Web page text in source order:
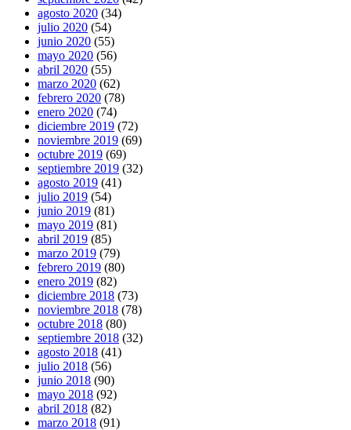
agosto 2020 (34)
julio 2020 (54)
junio 2020 (55)
mayo 2020 (56)
abril 2020 (55)
marzo 2020 (62)
febrero 2020 (78)
enero 2020 (74)
diciembre 2019 (72)
noviembre 2019 (69)
octubre 2019 (69)
septiembre 2019 (32)
agosto 2019 (41)
julio 2019 (54)
junio 2019 (81)
mayo 2019 (81)
abril 2019 (85)
marzo 2019 (79)
febrero 2019 (80)
enero 2019 (82)
diciembre 2018 (73)
noviembre 2018 (78)
octubre 2018 (80)
septiembre 2018 (32)
agosto 2018 (41)
julio 2018 (56)
junio 2018 (90)
mayo 2018 (92)
abril 2018 (82)
marzo 2018 (91)